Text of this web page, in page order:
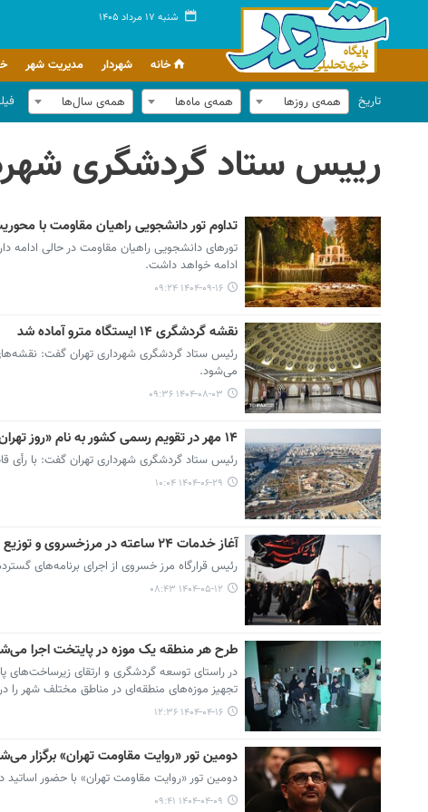
شنبه ۱۷ مرداد ۱۴۰۵
خانه شهردار مدیریت شهر
تاریخ
همه‌ی روزها همه‌ی ماه‌ها همه‌ی سال‌ها
رییس ستاد گردشگری
تداوم تور دانشجویی راهیان مقاومت با
تورهای دانشجویی راهیان مقاومت در حالی ادامه
ادامه خواهد داشت.
۱۴۰۴-۰۹-۱۶ ۰۹:۲۴
نقشه گردشگری ۱۴ ایستگاه مترو آماده شد
می‌شود.
۱۴۰۴-۰۸-۰۳ ۰۹:۳۶
۱۴ مهر در تقویم رسمی کشور به نام «روز تهران» ثبت شد
رئیس ستاد گردشگری شهرداری تهران گفت: با رأی قاطع شورای فرهنگ عمومی استان،
۱۴۰۴-۰۶-۲۹ ۱۰:۰۴
آغاز خدمات ۲۴ ساعته در مرزخسروی و توزیع ۱۵۰ هزار نقشه راهنمای زائران در طریق الحسین و مرزها
رئیس قرارگاه مرز خسروی از اجرای برنامه‌های
۱۴۰۴-۰۵-۱۲ ۰۸:۴۳
طرح هر منطقه یک موزه در پایتخت اجرا
در راستای توسعه گردشگری و ارتقای
تجهیز موزه‌های منطقه‌ای در مناطق مختلف شهر را
۱۴۰۴-۰۴-۱۶ ۱۲:۳۶
دومین تور «روایت مقاومت تهران» برگزار
دومین تور «روایت مقاومت تهران» با حضور اساتید
۱۴۰۴-۰۴-۰۹ ۰۹:۴۱